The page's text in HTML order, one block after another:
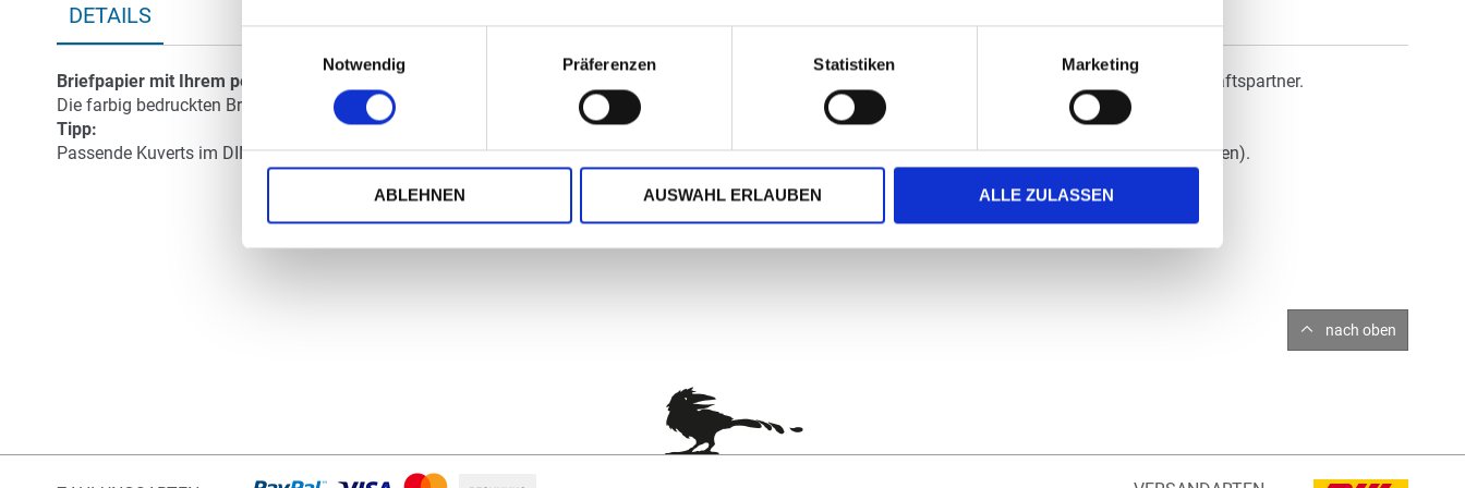
Notwendig
Präferenzen Statistiken Marketing
ABLEHNEN AUSWAHL ERLAUBEN ALLE ZULASSEN
Anfang
der
springen
DETAILS
Briefpapier mit Ihrem persönlichen Text
- handschriftlich oder am Computer gestaltet - ein besonders kostengünstiger Gruß an Ihre Freunde und Geschäftspartner.
Die farbig bedruckten Briefbögen werden aus hochwertigem, chlorfrei gebleichtem 120 g/qm-Papier hergestellt und sind für jeden Druckertyp geeignet.
Tipp:
Passende Kuverts im DIN-lang-Format finden Sie in unserer Rubrik "Briefpapier, Kuverts & mehr" (Kuverts - Weihnachten für Briefpapier und DIN-lang-Karten).
nach oben